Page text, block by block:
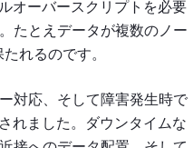
オーバースクリプトを必要
たとえデータが複数のノー
たれるのです。
対応、そして障害発生時で
れました。ダウンタイムな